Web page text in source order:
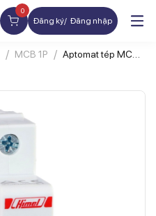
0
Đăng ký Đăng nhập
MCB 1P
Aptomat tép MCB